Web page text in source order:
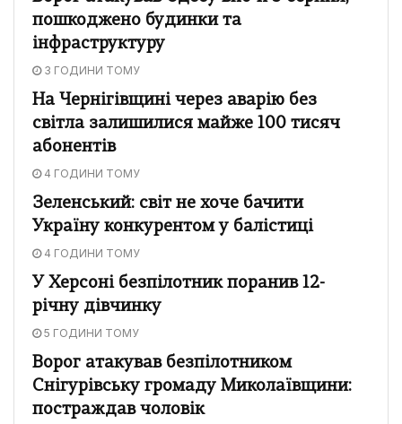
пошкоджено будинки та
інфраструктуру
3 ГОДИНИ ТОМУ
На Чернігівщині через аварію без
світла залишилися майже 100 тисяч
абонентів
4 ГОДИНИ ТОМУ
Зеленський: світ не хоче бачити
Україну конкурентом у балістиці
4 ГОДИНИ ТОМУ
У Херсоні безпілотник поранив 12-
річну дівчинку
5 ГОДИНИ ТОМУ
Ворог атакував безпілотником
Снігурівську громаду Миколаївщини:
постраждав чоловік